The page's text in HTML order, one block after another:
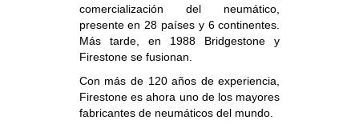
comercialización del neumático,
presente en 28 países y 6 continentes.
Más tarde, en 1988 Bridgestone y
Firestone se fusionan.
Con más de 120 años de experiencia,
Firestone es ahora uno de los mayores
fabricantes de neumáticos del mundo.